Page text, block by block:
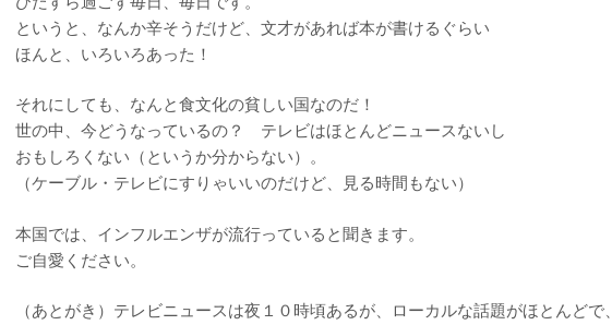
というと、なんか辛そうだけど、文才があれば本が書けるぐらい
ほんと、いろいろあった！
それにしても、なんと食文化の貧しい国なのだ！
世の中、今どうなっているの？ テレビはほとんどニュースないし
おもしろくない（というか分からない）。
（ケーブル・テレビにすりゃいいのだけど、見る時間もない）
本国では、インフルエンザが流行っていると聞きます。
ご自愛ください。
（あとがき）テレビニュースは夜１０時頃あるが、ローカルな話題がほとんどで、